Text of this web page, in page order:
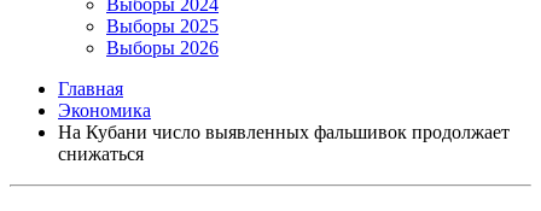
Выборы 2024
Выборы 2025
Выборы 2026
Главная
Экономика
На Кубани число выявленных фальшивок продолжает
снижаться